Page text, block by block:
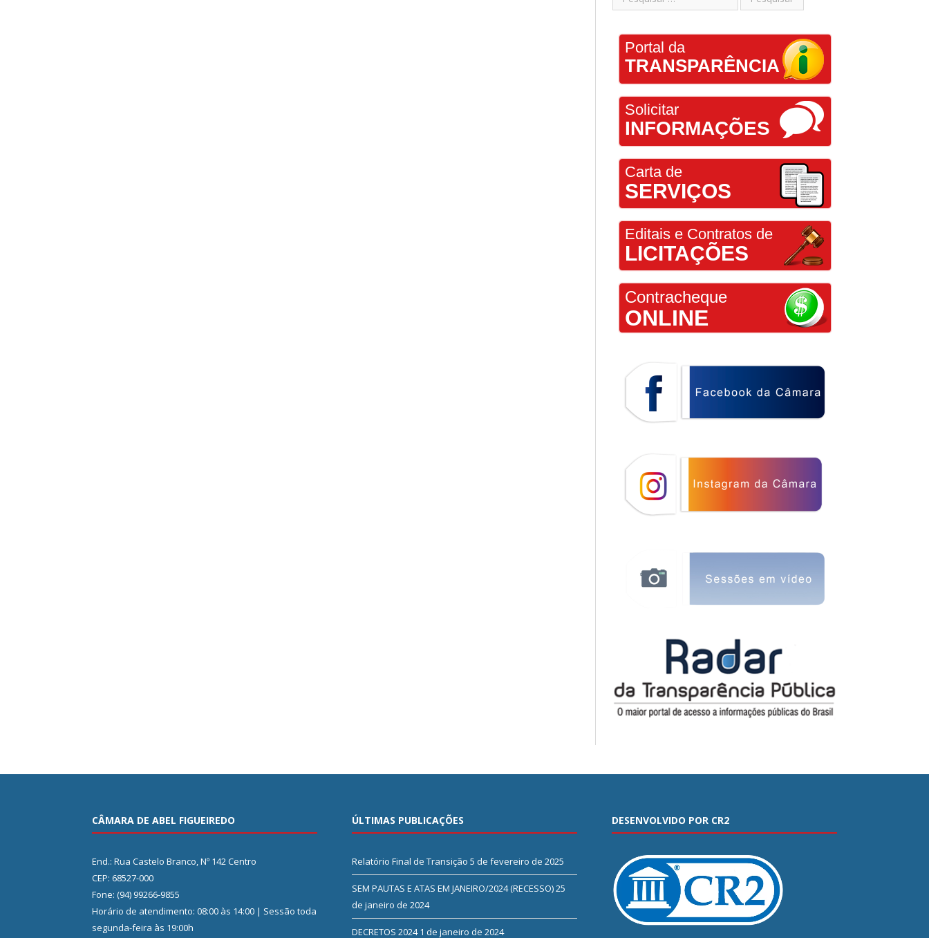
Portal da
TRANSPARÊNCIA
Solicitar
INFORMAÇÕES
Carta de
SERVIÇOS
Editais e Contratos de
LICITAÇÕES
Contracheque
ONLINE
CÂMARA DE ABEL FIGUEIREDO
End.: Rua Castelo Branco, Nº 142 Centro
CEP: 68527-000
Fone: (94) 99266-9855
Horário de atendimento: 08:00 às 14:00 | Sessão toda
segunda-feira às 19:00h
ÚLTIMAS PUBLICAÇÕES
Relatório Final de Transição 5 de fevereiro de 2025
SEM PAUTAS E ATAS EM JANEIRO/2024 (RECESSO)25
de janeiro de 2024
DECRETOS 2024 1 de janeiro de 2024
DESENVOLVIDO POR CR2